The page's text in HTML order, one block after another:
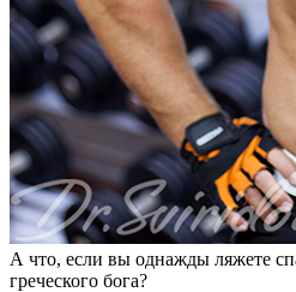
А что, если вы однажды ляжете
греческого бога?